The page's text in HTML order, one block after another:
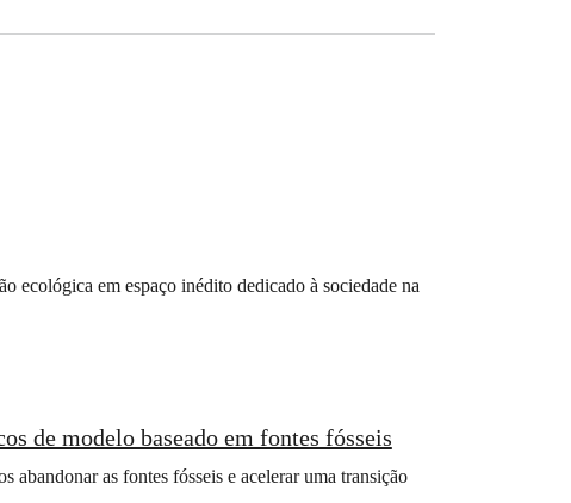
ecológica em espaço inédito dedicado à sociedade na
de modelo baseado em fontes fósseis
as fontes fósseis e acelerar uma transição